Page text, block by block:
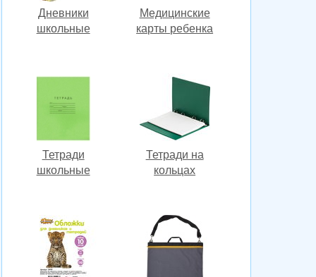
Дневники
школьные
Медицинские
карты ребенка
Тетради
школьные
Тетради на
кольцах